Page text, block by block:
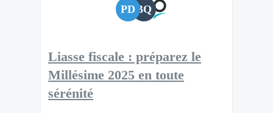
PD BQ
Liasse fiscale : préparez le
Millésime 2025 en toute
sérénité